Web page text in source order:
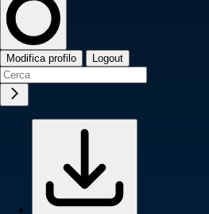
Modifica profilo Logout